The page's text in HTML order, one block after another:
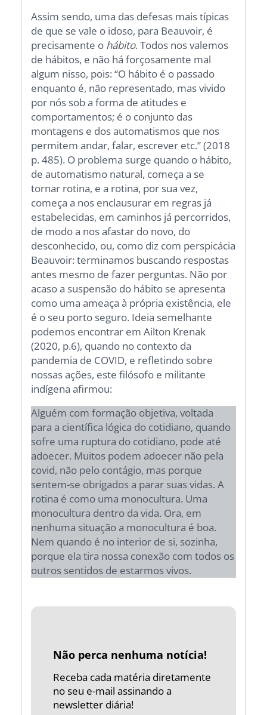
Assim sendo, uma das defesas mais típicas
de que se vale o idoso, para Beauvoir, é
precisamente o hábito. Todos nos valemos
de hábitos, e não há forçosamente mal
algum nisso, pois: “O hábito é o passado
enquanto é, não representado, mas vivido
por nós sob a forma de atitudes e
comportamentos; é o conjunto das
montagens e dos automatismos que nos
permitem andar, falar, escrever etc.” (2018
p. 485). O problema surge quando o hábito,
de automatismo natural, começa a se
tornar rotina, e a rotina, por sua vez,
começa a nos enclausurar em regras já
estabelecidas, em caminhos já percorridos,
de modo a nos afastar do novo, do
desconhecido, ou, como diz com perspicácia
Beauvoir: terminamos buscando respostas
antes mesmo de fazer perguntas. Não por
acaso a suspensão do hábito se apresenta
como uma ameaça à própria existência, ele
é o seu porto seguro. Ideia semelhante
podemos encontrar em Ailton Krenak
(2020, p.6), quando no contexto da
pandemia de COVID, e refletindo sobre
nossas ações, este filósofo e militante
indígena afirmou:
Alguém com formação objetiva, voltada
para a científica lógica do cotidiano, quando
sofre uma ruptura do cotidiano, pode até
adoecer. Muitos podem adoecer não pela
covid, não pelo contágio, mas porque
sentem-se obrigados a parar suas vidas. A
rotina é como uma monocultura. Uma
monocultura dentro da vida. Ora, em
nenhuma situação a monocultura é boa.
Nem quando é no interior de si, sozinha,
porque ela tira nossa conexão com todos os
outros sentidos de estarmos vivos.
Não perca nenhuma notícia!
Receba cada matéria diretamente
no seu e-mail assinando a
newsletter diária!